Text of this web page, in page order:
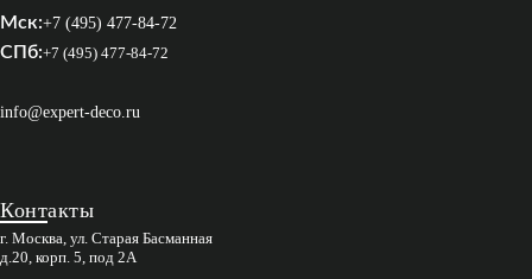
Мск:+7 (495) 477-84-72
СПб:+7 (495) 477-84-72
info@expert-deco.ru
Контакты
г. Москва, ул. Старая Басманная
д.20, корп. 5, под 2А